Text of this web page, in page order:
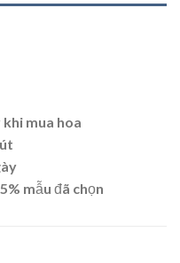
mua hoa
mẫu đã chọn